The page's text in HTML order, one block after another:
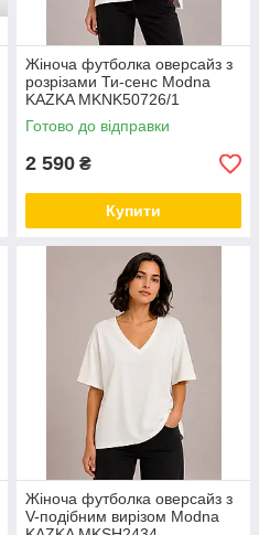
Жіноча футболка оверсайз з
розрізами Ти-сенс Modna
KAZKA MKNK50726/1
Готово до відправки
2 590 ₴
Купити
Жіноча футболка оверсайз з
V-подібним вирізом Modna